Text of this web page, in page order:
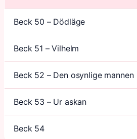
Beck 50 – Dödläge
Beck 51 – Vilhelm
Beck 52 – Den osynlige mannen
Beck 53 – Ur askan
Beck 54